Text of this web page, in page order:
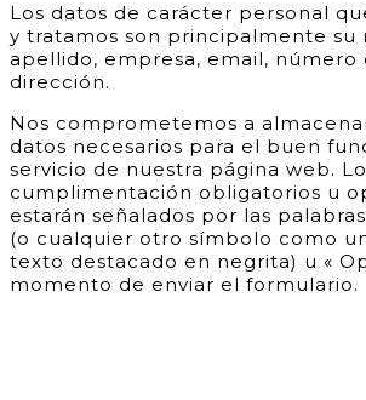
Los datos de carácter personal
y tratamos son principalmente su
apellido, empresa, email, número
dirección.
Nos comprometemos a
datos necesarios para el buen
servicio de nuestra página web.
cumplimentación obligatorios u
estarán señalados por las
(o cualquier otro símbolo como
texto destacado en negrita) u «
momento de enviar el formulario.